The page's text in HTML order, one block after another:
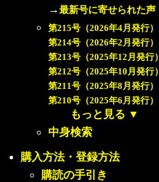
→最新号に寄せられた声
第215号（2026年4月発行）
第214号（2026年2月発行）
第213号（2025年12月発行）
第212号（2025年10月発行）
第211号（2025年8月発行）
第210号（2025年6月発行）
もっと見る ▼
中身検索
購入方法・登録方法
購読の手引き